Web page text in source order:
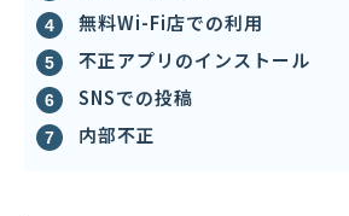
無料Wi-Fi店での利用
不正アプリのインストール
SNSでの投稿
内部不正